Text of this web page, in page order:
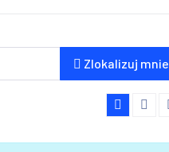
Zlokalizuj mnie